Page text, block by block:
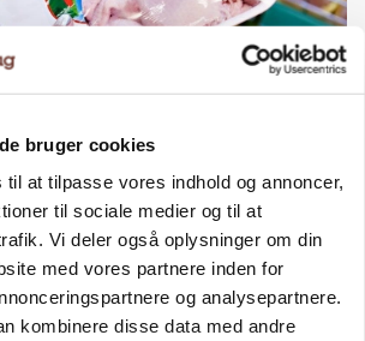
bruger cookies
at tilpasse vores indhold og annoncer,
til sociale medier og til at
Vi deler også oplysninger om din
med vores partnere inden for
og analysepartnere.
kombinere disse data med andre
pr. kg vokser: Polsk kylling
Annonce